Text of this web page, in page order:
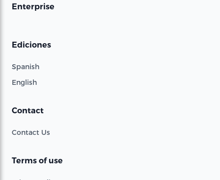
Enterprise
Ediciones
Spanish
English
Contact
Contact Us
Terms of use